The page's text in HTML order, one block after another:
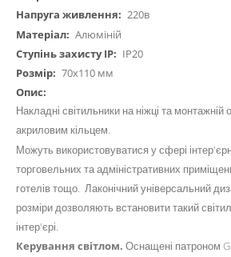
220в
Алюміній
IP20
70х110 мм
Накладні світильники на ніжці та монтажній
акриловим кільцем.
Можуть використовуватися у сфері
торговельних та адміністративних
готелів тощо. Лаконічний універсальний
розміри дозволяють встановити такий
інтер'єрі.
Керування світлом. Оснащені патроном